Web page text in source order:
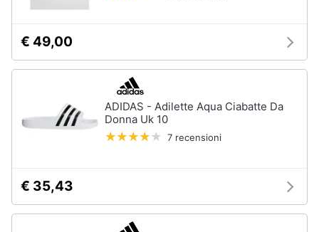
€ 49,00
ADIDAS - Adilette Aqua Ciabatte Da
Donna Uk 10
7 recensioni
€ 35,43